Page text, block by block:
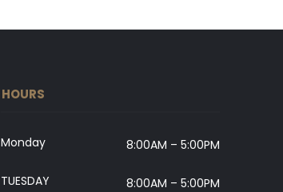
HOURS
Monday 8:00AM – 5:00PM
TUESDAY 8:00AM – 5:00PM